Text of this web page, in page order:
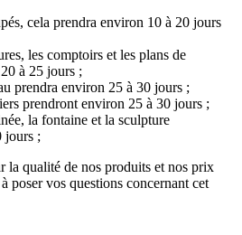
cela prendra environ 10 à 20 jours
les comptoirs et les plans de
à 25 jours ;
prendra environ 25 à 30 jours ;
prendront environ 25 à 30 jours ;
la fontaine et la sculpture
jours ;
la qualité de nos produits et nos prix
poser vos questions concernant cet